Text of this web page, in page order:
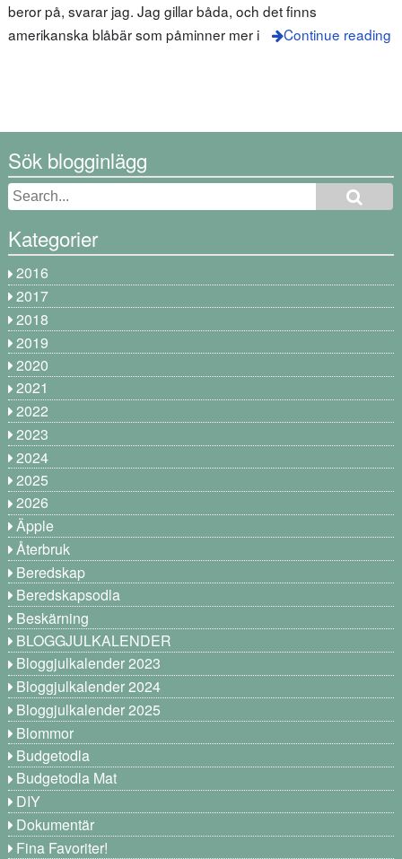
beror på, svarar jag. Jag gillar båda, och det finns
amerikanska blåbär som påminner mer i
Continue reading
Sök blogginlägg
Kategorier
2016
2017
2018
2019
2020
2021
2022
2023
2024
2025
2026
Äpple
Återbruk
Beredskap
Beredskapsodla
Beskärning
BLOGGJULKALENDER
Bloggjulkalender 2023
Bloggjulkalender 2024
Bloggjulkalender 2025
Blommor
Budgetodla
Budgetodla Mat
DIY
Dokumentär
Fina Favoriter!